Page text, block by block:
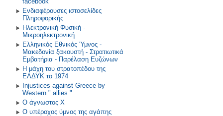
Ενδιαφέρουσες ιστοσελίδες
Πληροφορικής
Ηλεκτρονική Φυσική -
Μικροηλεκτρονική
Ελληνικός Εθνικός Ύμνος -
Μακεδονία ξακουστή - Στρατιωτικά
Εμβατήρια - Παρέλαση Ευζώνων
Η μάχη του στρατοπέδου της
ΕΛΔΥΚ το 1974
Injustices against Greece by
Western " allies "
Ο άγνωστος Χ
Ο υπέροχος ύμνος της αγάπης